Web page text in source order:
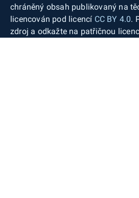
chráněný obsah publikovaný na
licencován pod licencí CC BY 4.0.
zdroj a odkažte na patřičnou